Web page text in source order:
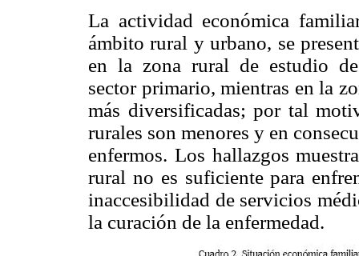
La actividad económica
ámbito rural y urbano, se
en la zona rural de estudio
sector primario, mientras en la
más diversificadas; por tal
rurales son menores y en
enfermos. Los hallazgos
rural no es suficiente para
inaccesibilidad de servicios
la curación de la enfermedad.